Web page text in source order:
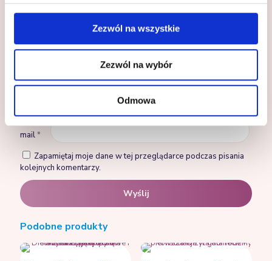
Zezwól na wszystkie
Zezwól na wybór
Odmowa
E-
mail*
Zapamiętaj moje dane w tej przeglądarce podczas pisania
kolejnych komentarzy.
Podobne produkty